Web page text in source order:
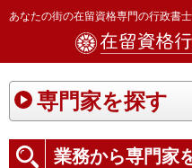
あなたの街の在留資格専門の行政書
専門家を探す
業務から専門家